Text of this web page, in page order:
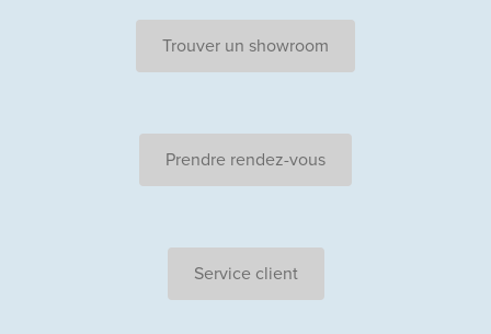
Trouver un showroom
Prendre rendez-vous
Service client